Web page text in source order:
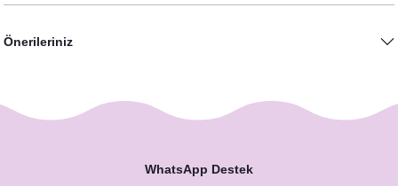
Önerileriniz
WhatsApp Destek